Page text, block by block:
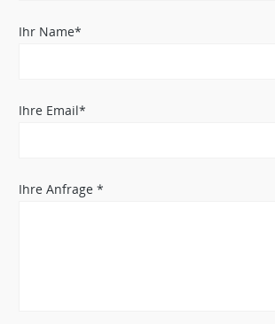
Ihr Name*
Ihre Email*
Ihre Anfrage *